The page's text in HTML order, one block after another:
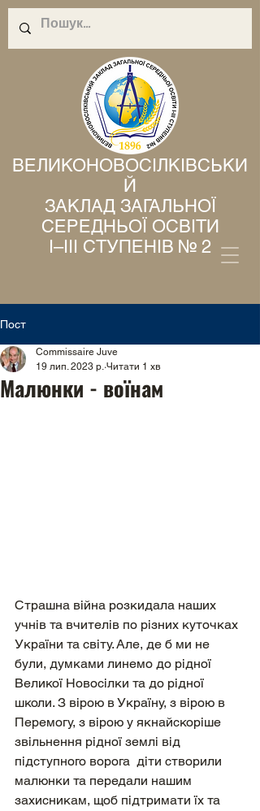
ВЕЛИКОНОВОСІЛКІВСЬКИ
Й
ЗАКЛАД ЗАГАЛЬНОЇ
СЕРЕДНЬОЇ ОСВІТИ
І–ІІІ СТУПЕНІВ № 2
Пост
Малюнки - воїнам
Commissaire Juve
19 лип. 2023 р. Читати 1 хв
Страшна війна розкидала наших
учнів та вчителів по різних куточках
України та світу. Але, де б ми не
були, думками линемо до рідної
Великої Новосілки та до рідної
школи. З вірою в Україну, з вірою в
Перемогу, з вірою у якнайскоріше
звільнення рідної землі від
підступного ворога  діти створили
малюнки та передали нашим
захисникам, щоб підтримати їх та